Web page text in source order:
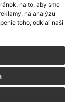
na to, aby sme
na analýzu
toho, odkiaľ naši